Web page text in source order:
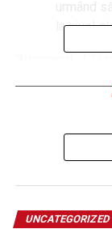
urmând
la nivel
București, 12
în dezvoltarea
simplificarea
anului, în
2026), care a
În cadrul
UNCATEGORIZED